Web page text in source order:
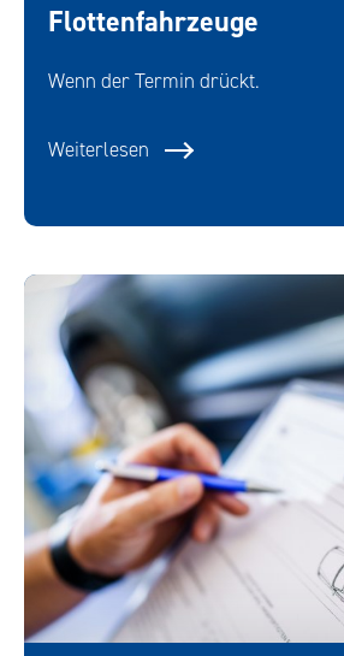
Flottenfahrzeuge
Wenn der Termin drückt.
Weiterlesen